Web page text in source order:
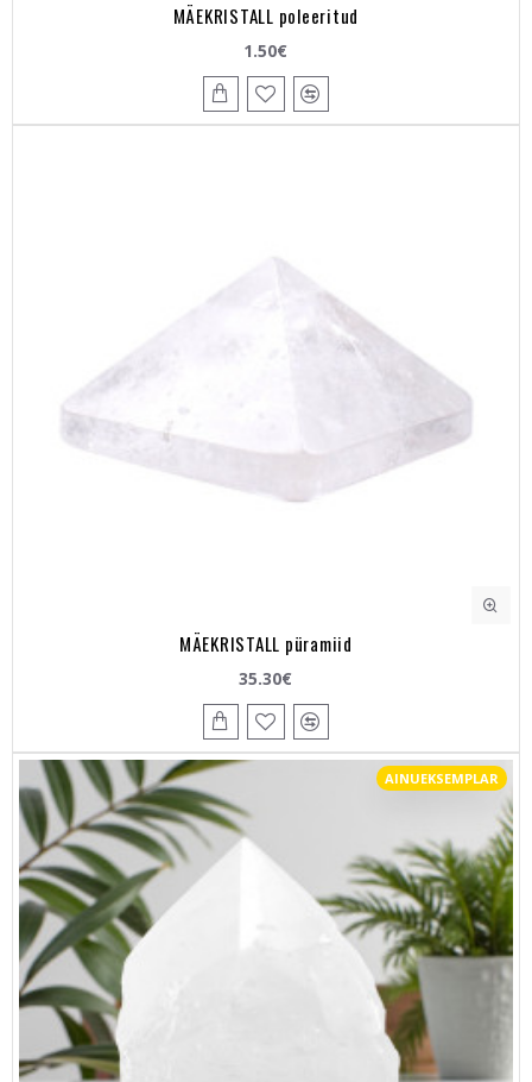
MÄEKRISTALL poleeritud
1.50€
MÄEKRISTALL püramiid
35.30€
AINUEKSEMPLAR